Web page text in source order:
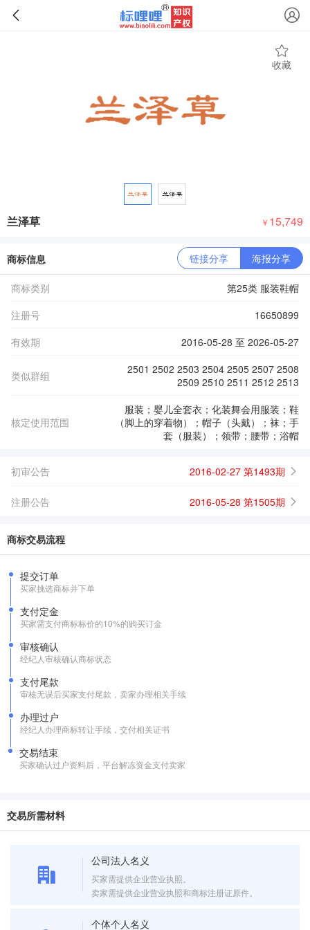
收藏
兰泽草 ￥ 15,749
商标信息 链接分享 海报分享
商标类别
第25类 服装鞋帽
注册号
16650899
有效期
2016-05-28 至 2026-05-27
类似群组
2501 2502 2503 2504 2505 2507 2508
2509 2510 2511 2512 2513
核定使用范围
服装；婴儿全套衣；化装舞会用服装；鞋
（脚上的穿着物）；帽子（头戴）；袜；手
套（服装）；领带；腰带；浴帽
初审公告 2016-02-27 第1493期
注册公告 2016-05-28 第1505期
商标交易流程
提交订单
买家挑选商标并下单
支付定金
买家需支付商标标价的10%的购买订金
审核确认
经纪人审核确认商标状态
支付尾款
审核无误后买家支付尾款，卖家办理相关手续
办理过户
经纪人办理商标转让手续，交付相关证书
交易结束
买家确认过户资料后，平台解冻资金支付卖家
交易所需材料
公司法人名义
买家需提供企业营业执照。
卖家需提供企业营业执照和商标注册证原件。
个体个人名义